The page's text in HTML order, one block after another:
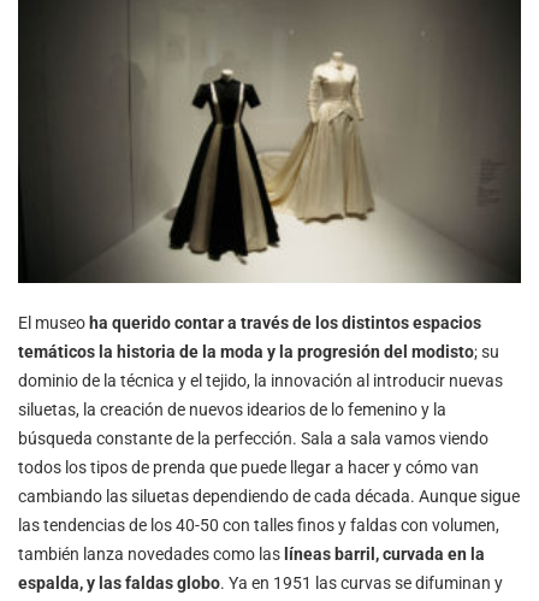
El museo ha querido contar a través de los distintos espacios
temáticos la historia de la moda y la progresión del modisto; su
dominio de la técnica y el tejido, la innovación al introducir nuevas
siluetas, la creación de nuevos idearios de lo femenino y la
búsqueda constante de la perfección. Sala a sala vamos viendo
todos los tipos de prenda que puede llegar a hacer y cómo van
cambiando las siluetas dependiendo de cada década. Aunque sigue
las tendencias de los 40-50 con talles finos y faldas con volumen,
también lanza novedades como las líneas barril, curvada en la
espalda, y las faldas globo. Ya en 1951 las curvas se difuminan y